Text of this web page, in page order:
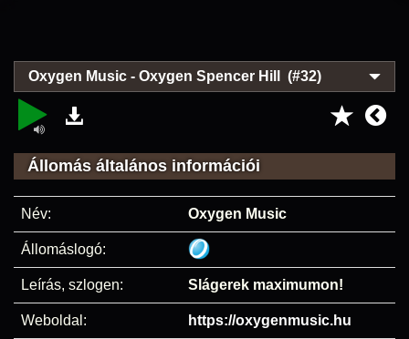
Oxygen Music - Oxygen Spencer Hill (#32)
Állomás általános információi
Név: Oxygen Music
Állomáslogó:
Leírás, szlogen: Slágerek maximumon!
Weboldal: https://oxygenmusic.hu